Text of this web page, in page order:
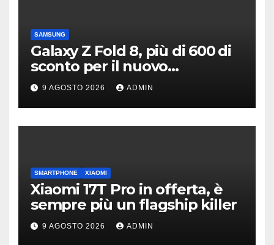
SAMSUNG
Galaxy Z Fold 8, più di 600 di
sconto per il nuovo
pieghevole di Samsung
9 AGOSTO 2026 ADMIN
SMARTPHONE XIAOMI
Xiaomi 17T Pro in offerta, è
sempre più un flagship killer
9 AGOSTO 2026 ADMIN